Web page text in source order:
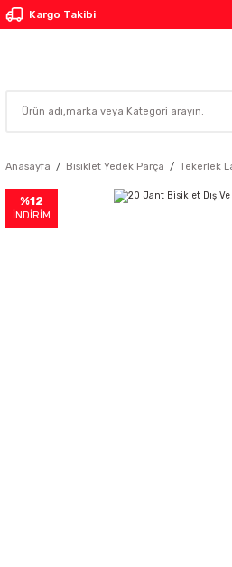
Kargo Takibi
Anasayfa Bisiklet Yedek Parça Tekerlek
%12
İNDİRİM